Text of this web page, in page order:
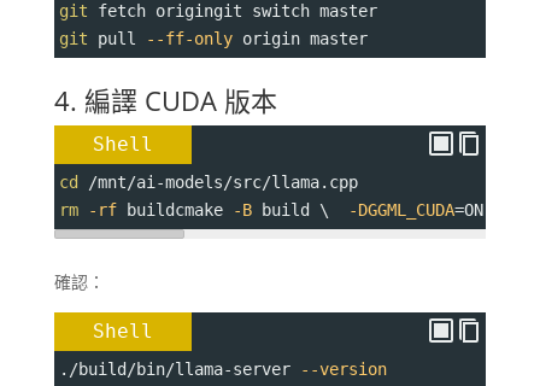
git fetch origingit switch master
git pull --ff-only origin master
4. 編譯 CUDA 版本
Shell
cd
/mnt/ai-models/src/llama.cpp
rm
-rf buildcmake -B build \ -DGGML_CUDA=ON \
確認：
Shell
./build/bin/llama-server
--version